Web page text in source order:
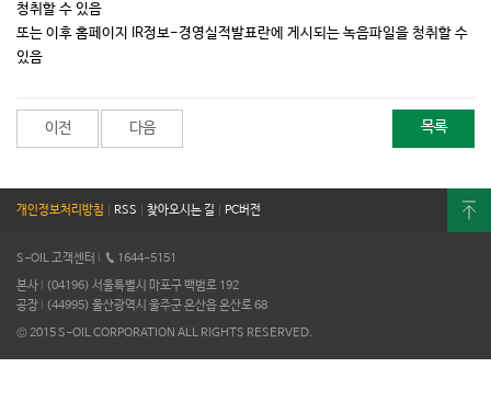
청취할 수 있음
또는 이후 홈페이지 IR정보-경영실적발표란에 게시되는 녹음파일을 청취할 수
있음
이전 다음 목록
개인정보처리방침 RSS 찾아오시는 길 PC버전
S-OIL 고객센터 1644-5151
본사
(04196) 서울특별시 마포구 백범로 192
공장
(44995) 울산광역시 울주군 온산읍 온산로 68
© 2015 S-OIL CORPORATION ALL RIGHTS RESERVED.